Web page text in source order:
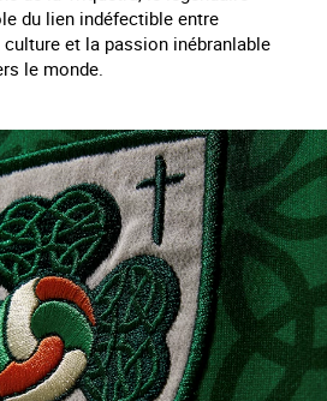
du lien indéfectible entre
culture et la passion inébranlable
le monde.